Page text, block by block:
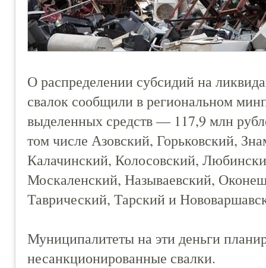
О распределении субсидий на
свалок сообщили в региональном
выделенных средств — 117,9 млн
том числе Азовский, Горьковский,
Калачинский, Колосовский,
Москаленский, Называевский,
Таврический, Тарский и
Муниципалитеты на эти деньги
несанкционированные свалки.